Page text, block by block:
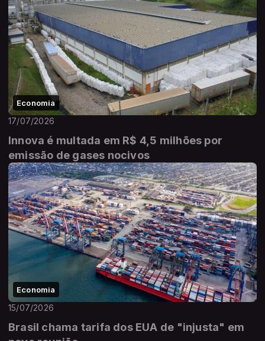
Economia
17/07/2026
Innova é multada em R$ 4,5 milhões por
emissão de gases nocivos
Economia
15/07/2026
Brasil chama tarifa dos EUA de "injusta" em